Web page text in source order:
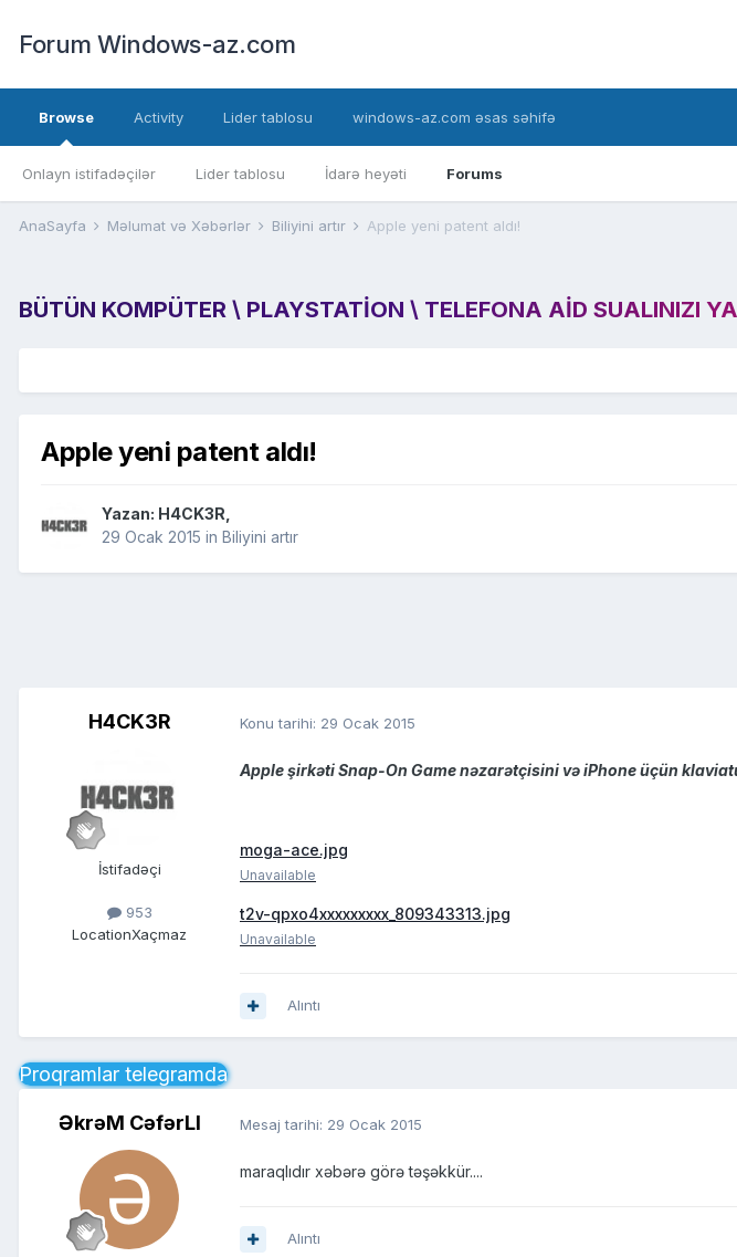
Forum Windows-az.com
Browse
Onlayn istifadəçilər Lider tablosu İdarə heyəti Forums
Activity Lider tablosu windows-az.com əsas səhifə
AnaSayfa Məlumat və Xəbərlər Biliyini artır Apple yeni patent aldı!
BÜTÜN KOMPÜTER \ PLAYSTATION \ TELEFONA AID SUALINIZI
Apple yeni patent aldı!
Yazan: H4CK3R
29 Ocak 2015 in Biliyini artır
H4CK3R
İstifadəçi
953
LocationXaçmaz
Konu tarihi: 29 Ocak 2015
Apple şirkəti Snap-On Game nəzarətçisini və iPhone üçün
moga-ace.jpg
Unavailable
t2v-qpxo4xxxxxxxxx_809343313.jpg
Unavailable
Alıntı
Proqramlar telegramda
ƏkrəM CəfərLI Mesaj tarihi: 29 Ocak 2015
maraqlıdır xəbərə görə təşəkkür....
Alıntı